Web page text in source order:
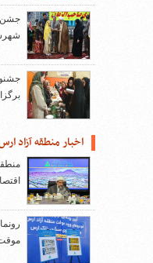
اخبار منطقه آزاد